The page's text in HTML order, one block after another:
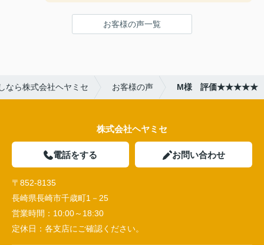
お客様の声一覧
なら株式会社ヘヤミセ お客様の声 M様 評価★★★★★
株式会社ヘヤミセ
電話をする お問い合わせ
〒852-8135
長崎県長崎市千歳町1－25
営業時間： 10:00～18:30
定休日： 各支店にご確認ください。